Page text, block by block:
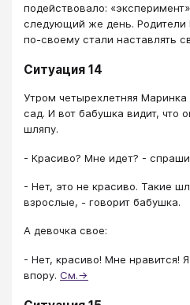
подействовало:
следующий же день.
по-своему стали наставлять
Ситуация 14
Утром четырехлетняя Маринка
сад. И вот бабушка видит, что
шляпу.
- Красиво? Мне идет? -
- Нет, это не красиво. Такие
взрослые, - говорит бабушка.
А девочка свое:
- Нет, красиво! Мне нравится!
впору. См.→